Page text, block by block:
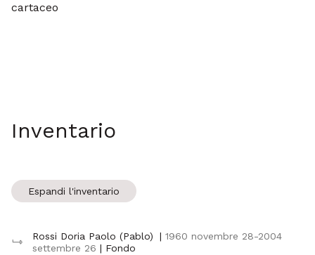
cartaceo
Inventario
Espandi l'inventario
Rossi Doria Paolo (Pablo) | 1960 novembre 28-2004
settembre 26 | Fondo